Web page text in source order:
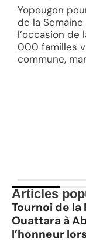
Yopougon
de la
l’occasion de
000 familles
commune,
Articles
Tournoi de
Ouattara à
l’honneur